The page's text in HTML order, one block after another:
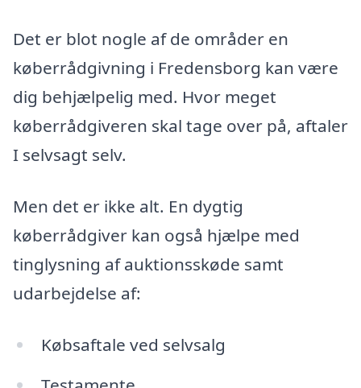
Det er blot nogle af de områder en
køberrådgivning i Fredensborg kan være
dig behjælpelig med. Hvor meget
køberrådgiveren skal tage over på, aftaler
I selvsagt selv.
Men det er ikke alt. En dygtig
køberrådgiver kan også hjælpe med
tinglysning af auktionsskøde samt
udarbejdelse af:
Købsaftale ved selvsalg